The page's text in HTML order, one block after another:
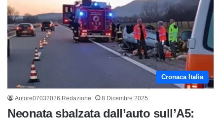
Cronaca Italia
Autore07032026 Redazione 8 Dicembre 2025
Neonata sbalzata dall’auto sull’A5: